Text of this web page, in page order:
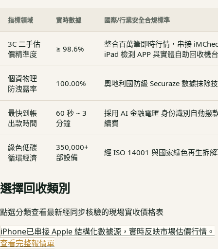
指標領域 實時數據 國際/行業安全合規標準
3C 二手估
價精準度
≥ 98.6%
整合百萬筆即時行情，串接
iPad 檢測 APP 與實體自助回收機台
個資物理
防洩露率
100.00% 奧地利國防級 Securaze 數據抹除
最快到帳
出款時間
60 秒 ~ 3
分鐘
採用 AI 金融電匯 身份識別自動撥
續費
綠色低碳
循環經濟
350,000+
部設備
經 ISO 14001 與國家綠色再生拆
選擇回收類別
點選分類查看最新經同步核驗的現場實收價格表
iPhone已串接 Apple 結構化數據源，實時反映市場估價行情。
查看完整報價單